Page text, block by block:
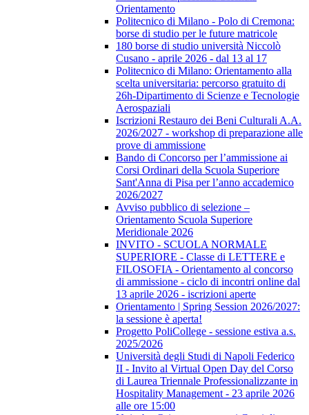
Orientamento
Politecnico di Milano - Polo di Cremona:
borse di studio per le future matricole
180 borse di studio università Niccolò
Cusano - aprile 2026 - dal 13 al 17
Politecnico di Milano: Orientamento alla
scelta universitaria: percorso gratuito di
26h-Dipartimento di Scienze e Tecnologie
Aerospaziali
Iscrizioni Restauro dei Beni Culturali A.A.
2026/2027 - workshop di preparazione alle
prove di ammissione
Bando di Concorso per l’ammissione ai
Corsi Ordinari della Scuola Superiore
Sant'Anna di Pisa per l’anno accademico
2026/2027
Avviso pubblico di selezione –
Orientamento Scuola Superiore
Meridionale 2026
INVITO - SCUOLA NORMALE
SUPERIORE - Classe di LETTERE e
FILOSOFIA - Orientamento al concorso
di ammissione - ciclo di incontri online dal
13 aprile 2026 - iscrizioni aperte
Orientamento | Spring Session 2026/2027:
la sessione è aperta!
Progetto PoliCollege - sessione estiva a.s.
2025/2026
Università degli Studi di Napoli Federico
II - Invito al Virtual Open Day del Corso
di Laurea Triennale Professionalizzante in
Hospitality Management - 23 aprile 2026
alle ore 15:00